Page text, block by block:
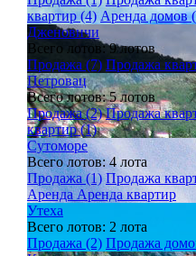
квартир (4) Аренда домов
Дженовичи
Всего лотов: 9 лотов
Продажа (7) Продажа
Петровац
Всего лотов: 5 лотов
Продажа (2) Продажа
квартир (1)
Сутоморе
Всего лотов: 4 лота
Продажа (1) Продажа
АрендаАренда квартир
Утеха
Всего лотов: 2 лота
Продажа (2) Продажа